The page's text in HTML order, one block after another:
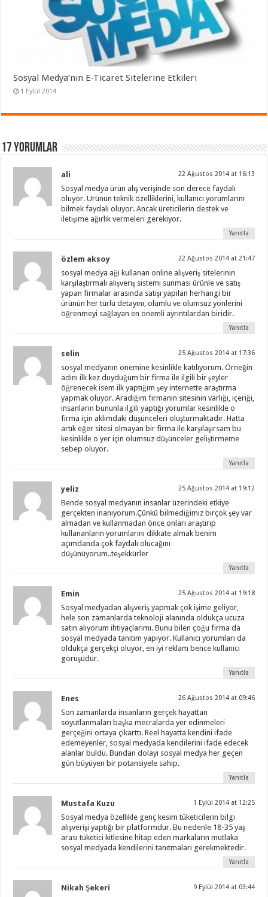
Sosyal Medya’nın E-Ticaret Sitelerine Etkileri
1 Eylül 2014
17 Yorumlar
ali 22 Ağustos 2014 at 16:13
Sosyal medya ürün alış verişinde son derece faydalı
oluyor. Ürünün teknik özelliklerini, kullanıcı yorumlarını
bilmek faydalı oluyor. Ancak üreticilerin destek ve
iletişime ağırlık vermeleri gerekiyor.
Yanıtla
özlem aksoy 22 Ağustos 2014 at 21:47
sosyal medya ağı kullanan online alışveriş sitelerinin
karşılaştırmalı alışveriş sistemi sunması ürünle ve satış
yapan firmalar arasında satışı yapılan herhangi bir
ürünün her türlü detayını, olumlu ve olumsuz yönlerini
öğrenmeyi sağlayan en önemli ayrıntılardan biridir.
Yanıtla
selin 25 Ağustos 2014 at 17:36
sosyal medyanın önemine kesinlikle katılıyorum. Örneğin
adını ilk kez duyduğum bir firma ile ilgili bir şeyler
öğrenecek isem ilk yaptığım şey internette araştırma
yapmak oluyor. Aradığım firmanın sitesinin varlığı, içeriği,
insanların bununla ilgili yaptığı yorumlar kesinlikle o
firma için aklımdaki düşünceleri oluşturmaktadır. Hatta
artık eğer sitesi olmayan bir firma ile karşılaşırsam bu
kesinlikle o yer için olumsuz düşünceler geliştirmeme
sebep oluyor.
Yanıtla
yeliz 25 Ağustos 2014 at 19:12
Bende sosyal medyanın insanlar üzerindeki etkiye
gerçekten inanıyorum.Çünkü bilmediğimiz birçok şey var
almadan ve kullanmadan önce onları araştırıp
kullananların yorumlarını dikkate almak benim
açımdanda çok faydalı olucağını
düşünüyorum..teşekkürler
Yanıtla
Emin 25 Ağustos 2014 at 19:18
Sosyal medyadan alışveriş yapmak çok işime geliyor,
hele son zamanlarda teknoloji alanında oldukça ucuza
satın alıyorum ihtiyaçlarımı. Bunu bilen çoğu firma da
sosyal medyada tanıtım yapıyor. Kullanıcı yorumları da
oldukça gerçekçi oluyor, en iyi reklam bence kullanıcı
görüşüdür.
Yanıtla
Enes 26 Ağustos 2014 at 09:46
Son zamanlarda insanların gerçek hayattan
soyutlanmaları başka mecralarda yer edinmeleri
gerçeğini ortaya çıkarttı. Reel hayatta kendini ifade
edemeyenler, sosyal medyada kendilerini ifade edecek
alanlar buldu. Bundan dolayı sosyal medya her geçen
gün büyüyen bir potansiyele sahip.
Yanıtla
Mustafa Kuzu 1 Eylül 2014 at 12:25
Sosyal medya özellikle genç kesim tüketicilerin bilgi
alışverişi yaptığı bir platformdur. Bu nedenle 18-35 yaş
arası tüketici kitlesine hitap eden markaların mutlaka
sosyal medyada kendilerini tanıtmaları gerekmektedir.
Yanıtla
Nikah Şekeri 9 Eylül 2014 at 03:44